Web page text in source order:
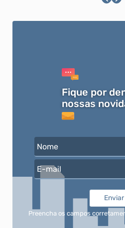
Fique por
nossas
Nome
E-mail
Enviar
Preencha os campos